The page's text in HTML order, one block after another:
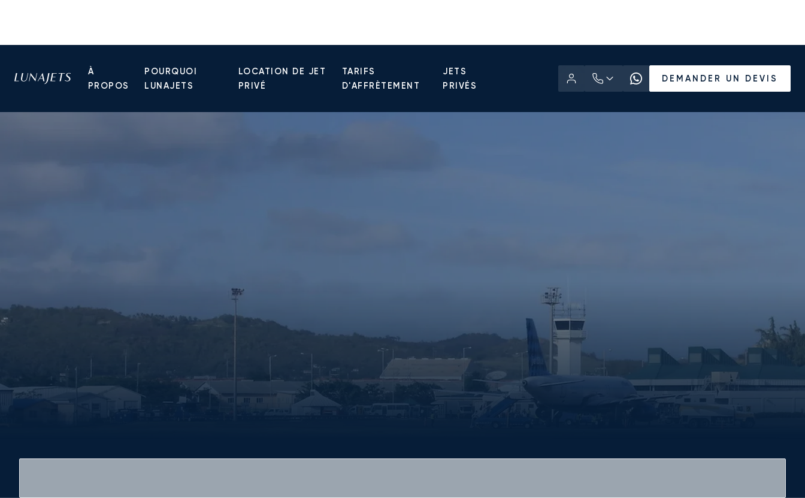
À
PROPOS
POURQUOI
LUNAJETS
LOCATION DE JET
PRIVÉ
TARIFS
D'AFFRÈTEMENT
JETS
PRIVÉS
DEMANDER UN DEVIS